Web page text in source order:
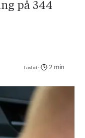
på 344
Lästid: 2 min